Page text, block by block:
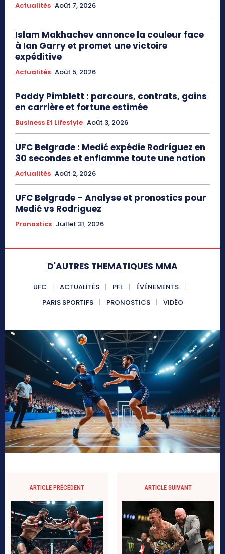
Actualités Août 7, 2026
Islam Makhachev annonce la couleur face
à Ian Garry et promet une victoire
expéditive
Actualités Août 5, 2026
Paddy Pimblett : parcours, contrats, gains
en carrière et fortune estimée
Business Et Lifestyle Août 3, 2026
UFC Belgrade : Medić expédie Rodríguez en
30 secondes et enflamme toute une nation
Actualités Août 2, 2026
UFC Belgrade – Analyse et pronostics pour
Medić vs Rodriguez
Pronostics Juillet 31, 2026
D'AUTRES THEMATIQUES MMA
UFC ACTUALITÉS PFL
ÉVÉNEMENTS
PARIS SPORTIFS
PRONOSTICS VIDÉO
ARTICLE PRÉCÉDENT ARTICLE SUIVANT